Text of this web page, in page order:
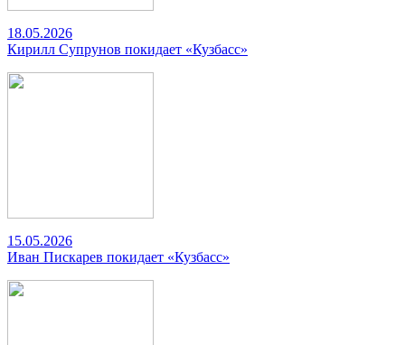
18.05.2026
Кирилл Супрунов покидает «Кузбасс»
15.05.2026
Иван Пискарев покидает «Кузбасс»